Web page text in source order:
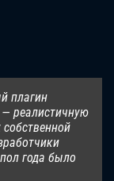
плагин
реалистичную
года было